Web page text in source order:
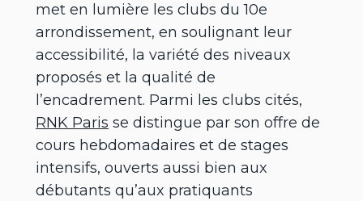
met en lumière les clubs du 10e
arrondissement, en soulignant leur
accessibilité, la variété des niveaux
proposés et la qualité de
l’encadrement. Parmi les clubs cités,
RNK Paris se distingue par son offre de
cours hebdomadaires et de stages
intensifs, ouverts aussi bien aux
débutants qu’aux pratiquants